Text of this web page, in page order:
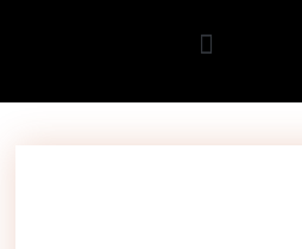
Herramientas de poda